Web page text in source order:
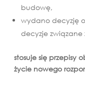
budowę,
wydano decyzję
decyzje związane
stosuje się przepisy
życie nowego